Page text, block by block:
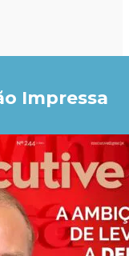
Impressa